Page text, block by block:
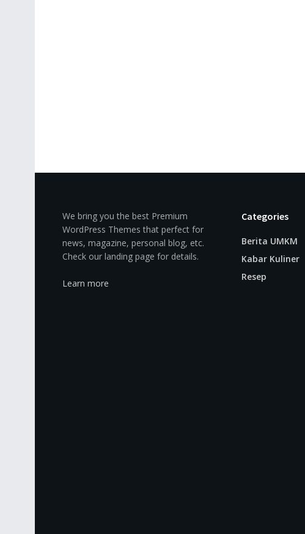
We bring you the best Premium
WordPress Themes that perfect for
news, magazine, personal blog, etc.
Check our landing page for details.
Learn more
Categories
Berita UMKM
Kabar Kuliner
Resep